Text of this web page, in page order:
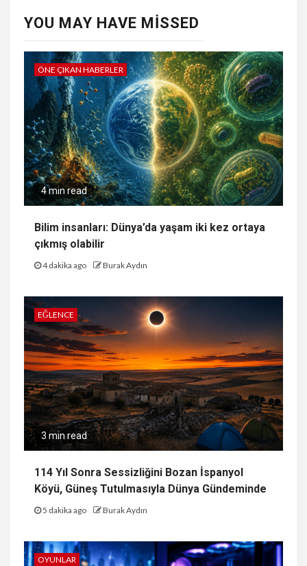
YOU MAY HAVE MISSED
ÖNE ÇIKAN HABERLER
4 min read
Bilim insanları: Dünya’da yaşam iki kez ortaya
çıkmış olabilir
4 dakika ago Burak Aydın
EĞLENCE
3 min read
114 Yıl Sonra Sessizliğini Bozan İspanyol
Köyü, Güneş Tutulmasıyla Dünya Gündeminde
5 dakika ago Burak Aydın
OYUNLAR